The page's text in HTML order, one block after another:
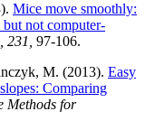
Mice move smoothly:
not computer-
231, 97-106.
M. (2013). Easy
Comparing
Methods for